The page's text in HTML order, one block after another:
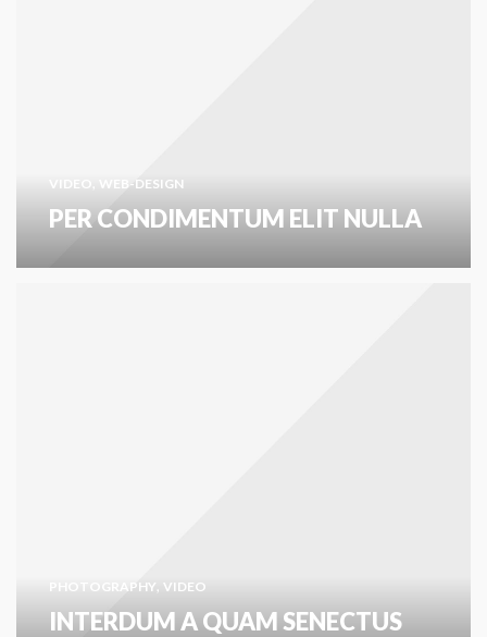
VIDEO WEB-DESIGN
PER CONDIMENTUM ELIT NULLA
PHOTOGRAPHY VIDEO
INTERDUM A QUAM SENECTUS